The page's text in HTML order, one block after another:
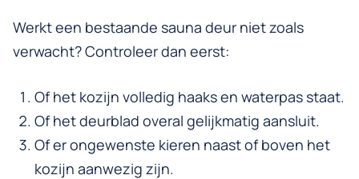
Werkt een bestaande sauna deur niet zoals
verwacht? Controleer dan eerst:
Of het kozijn volledig haaks en waterpas staat.
Of het deurblad overal gelijkmatig aansluit.
Of er ongewenste kieren naast of boven het
kozijn aanwezig zijn.